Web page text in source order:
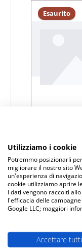
Esaurito
non più
Esaurito
Utilizziamo i cookie
Potremmo posizionarli
migliorare il nostro sito
un'esperienza di
cookie utilizziamo aprire
I dati vengono raccolti
l'efficacia delle
Google LLC; maggiori
Accettare tutti